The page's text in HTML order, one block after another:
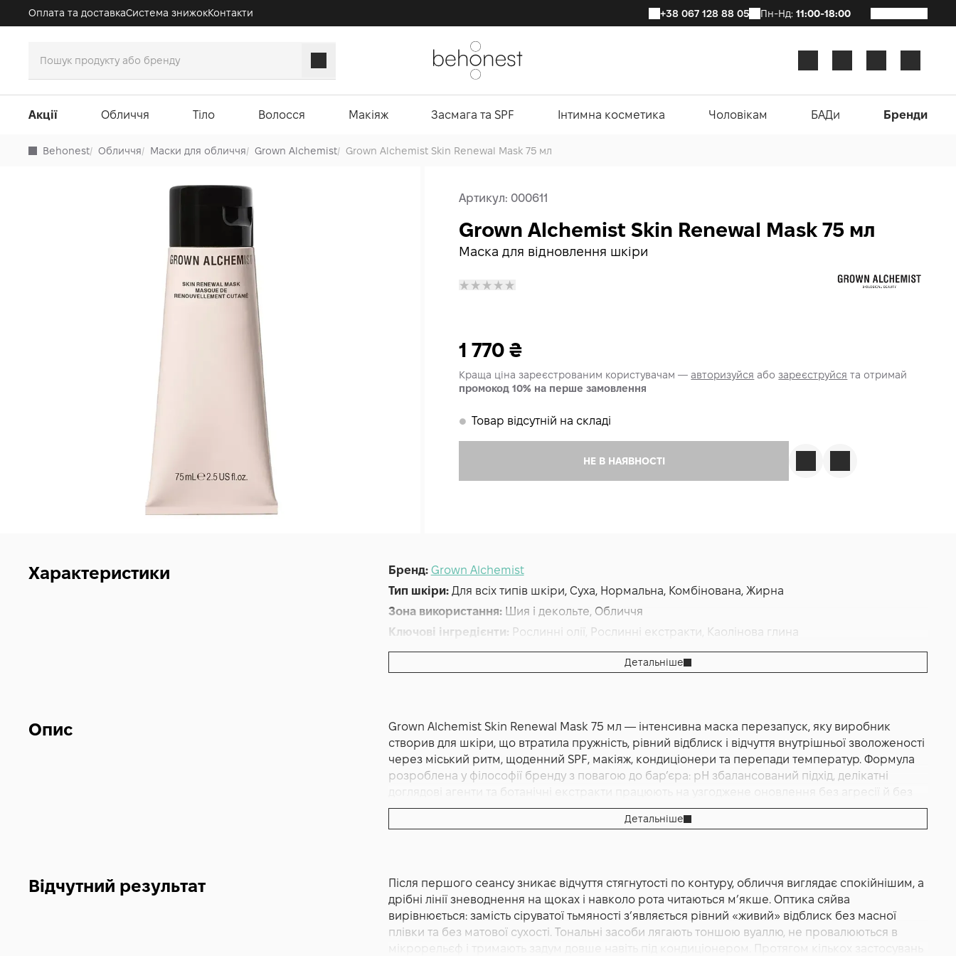
Оплата та доставкаСистема знижокКонтакти +38 067 128 88 05 Пн-Нд: 11:00-18:00
Акції Обличчя Тіло Волосся Макіяж Засмага та SPF Інтимна косметика Чоловікам БАДи Бренди
Behonest/ Обличчя/ Маски для обличчя/ Grown Alchemist/ Grown Alchemist Skin Renewal Mask 75 мл
Артикул:000611
Маска для відновлення шкіри
Grown Alchemist Skin Renewal Mask 75 мл
1 770₴
Краща ціна зареєстрованим користувачам —авторизуйся абозареєструйся та отримай
промокод 10% на перше замовлення
𒊹 Товар відсутній на складі
НЕ В НАЯВНОСТІ
Характеристики Бренд: Grown Alchemist
Тип шкіри: Для всіх типів шкіри, Суха, Нормальна, Комбінована, Жирна
Зона використання: Шия і декольте, Обличчя
Ключові інгредієнти: Рослинні олії, Рослинні екстракти, Каолінова глина
Основна дія:Відновлення
Додаткові властивості:Cruelty-free, Веганська
Альтернативна назва:
Маска для відновлення шкіри Сніговий гриб, Ехінацея, Фруктові кислоти
75 мл - GA Skin Renewal Mask Snow Mushroom, Echinacea + Fruit Acids
Детальніше
Опис
Grown Alchemist Skin Renewal Mask 75 мл — інтенсивна маска перезапуск, яку виробник
створив для шкіри, що втратила пружність, рівний відблиск і відчуття внутрішньої зволоженості
через міський ритм, щоденний SPF, макіяж, кондиціонери та перепади температур. Формула
розроблена у філософії бренду з повагою до бар’єра: pH збалансований підхід, делікатні
доглядові агенти та ботанічні екстракти працюють на узгоджене оновлення без агресії й без
ефекту «знятої» шкіри. Текстура кремово гелева, слухняно розподіляється тонкою вуаллю,
дарує легке охолодження в момент нанесення і вже протягом перших хвилин створює
виробника, Skin Renewal Mask — це доглядовий інструмент, покликаний відновлювати якість
полотна: вона допомагає згладжувати мікрорельєф, підтримує рівномірний тон і забезпечує
стабільний комфорт навіть у періоди підвищеного стресу для шкіри.
Маска логічно вписується у сучасну рутину як окремий крок, що підсилює дію всіх наступних
Детальніше
Відчутний результат
Після першого сеансу зникає відчуття стягнутості по контуру, обличчя виглядає спокійнішим, а
дрібні лінії зневоднення на щоках і навколо рота читаються м’якше. Оптика сяйва
вирівнюється: замість сіруватої тьмяності з’являється рівний «живий» відблиск без масної
плівки та без матової сухості. Тональні засоби лягають тоншою вуаллю, не провалюються в
мікрорельєф і тримають задум довше навіть під кондиціонером. Протягом кількох застосувань